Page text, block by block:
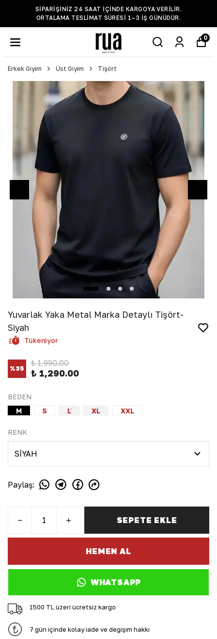
SIPARIŞINIZ 24 SAAT IÇINDE KARGOYA VERILIR.
ORTALAMA TESLIMAT SÜRESI 1–3 IŞ GÜNÜDÜR.
0
Erkek Giyim Üst Giyim Tişört
Yuvarlak Yaka Metal Marka Detaylı Tişört-
Siyah
Tükeniyor
%35
₺ 1,990.00
₺ 1,290.00
BEDEN
M
S L XL XXL
RENK
Paylaş:
SEPETE EKLE
HEMEN AL
WHATSAPP
1500 TL üzeri ücretsiz kargo
7 gün içinde kolay iade ve değişim hakkı